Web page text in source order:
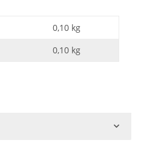
0,10 kg
0,10 kg